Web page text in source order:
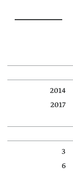
2014
2017
3
6